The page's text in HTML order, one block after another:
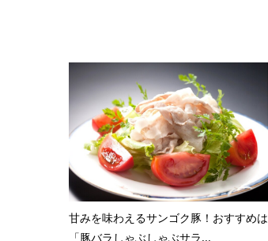
甘みを味わえるサンゴク豚！おすすめは
「豚バラしゃぶしゃぶサラ...